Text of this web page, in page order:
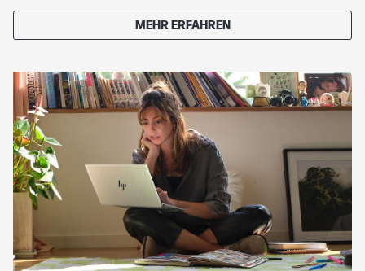
MEHR ERFAHREN